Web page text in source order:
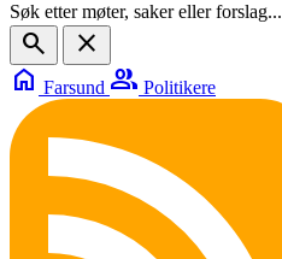
Søk etter møter, saker eller forslag...
search
close
home Farsund group Politikere